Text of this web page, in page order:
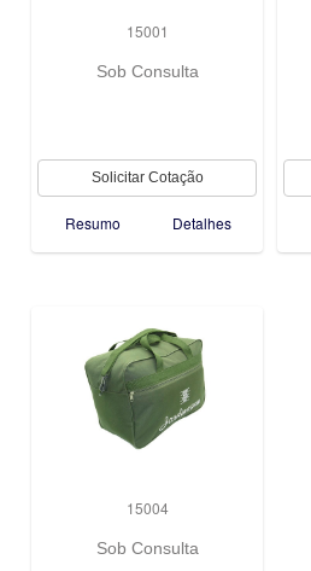
15001
Sob Consulta
Resumo Detalhes
15004
Sob Consulta